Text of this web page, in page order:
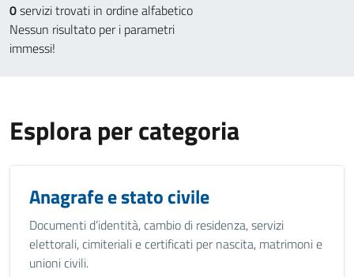
0servizi trovati in ordine alfabetico
Nessun risultato per i parametri
immessi!
Esplora per categoria
Anagrafe e stato civile
Documenti d’identità, cambio di residenza, servizi
elettorali, cimiteriali e certificati per nascita, matrimoni e
unioni civili.